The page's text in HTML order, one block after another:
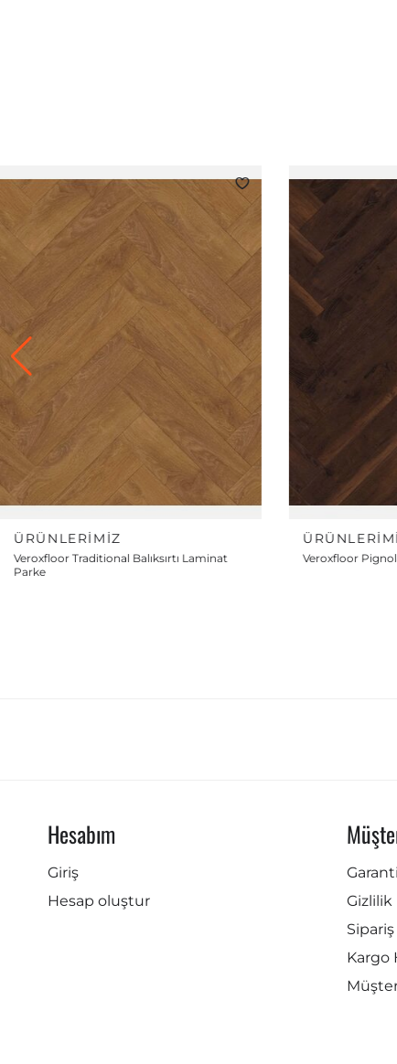
ÜRÜNLERIMIZ
Veroxfloor Pignola Balıksırtı Laminat Parke
Veroxfloor
Hesabım
Giriş
Hesap oluştur
Gizlilik
Kargo